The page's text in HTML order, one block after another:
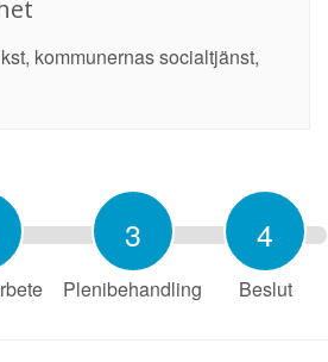
kommunernas socialtjänst,
3
Plenibehandling
4
Beslut